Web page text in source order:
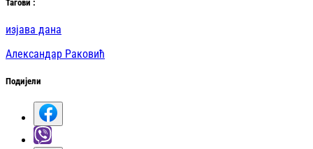
Тагови :
изјава дана
Александар Раковић
Подијели